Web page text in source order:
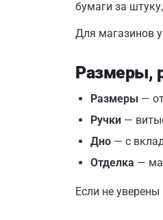
бумаги за
Для магазинов
Размеры,
Размеры —
Ручки —
Дно — с
Отделка —
Если не